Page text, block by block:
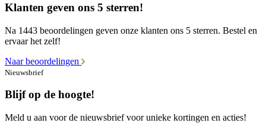
Klanten geven ons 5 sterren!
Na 1443 beoordelingen geven onze klanten ons 5 sterren. Bestel en
ervaar het zelf!
Naar beoordelingen
Nieuwsbrief
Blijf op de hoogte!
Meld u aan voor de nieuwsbrief voor unieke kortingen en acties!